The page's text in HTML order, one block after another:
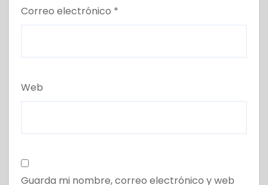
Correo electrónico *
Web
Guarda mi nombre, correo electrónico y web